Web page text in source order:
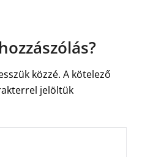
közzé. A kötelező
jelöltük